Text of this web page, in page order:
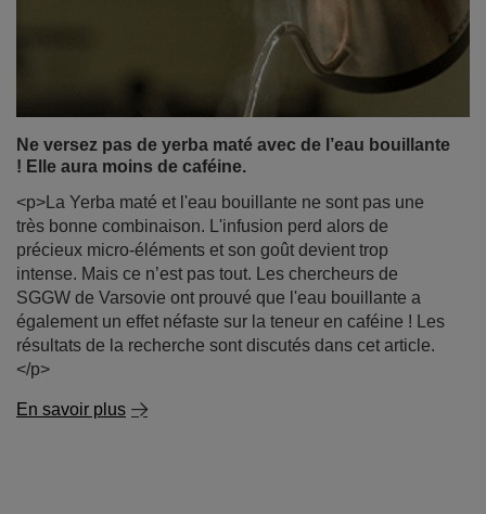
Ne versez pas de yerba maté avec de l’eau bouillante
! Elle aura moins de caféine.
<p>La Yerba maté et l'eau bouillante ne sont pas une
très bonne combinaison. L'infusion perd alors de
précieux micro-éléments et son goût devient trop
intense. Mais ce n’est pas tout. Les chercheurs de
SGGW de Varsovie ont prouvé que l'eau bouillante a
également un effet néfaste sur la teneur en caféine ! Les
résultats de la recherche sont discutés dans cet article.
</p>
En savoir plus